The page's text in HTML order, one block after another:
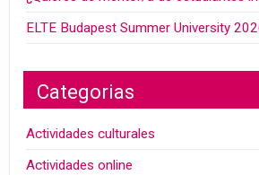
ELTE Budapest Summer University
Categorias
Actividades culturales
Actividades online